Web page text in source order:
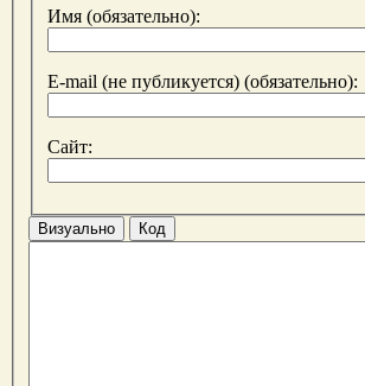
Имя (обязательно):
E-mail (не публикуется) (обязательно):
Сайт:
Визуально Код